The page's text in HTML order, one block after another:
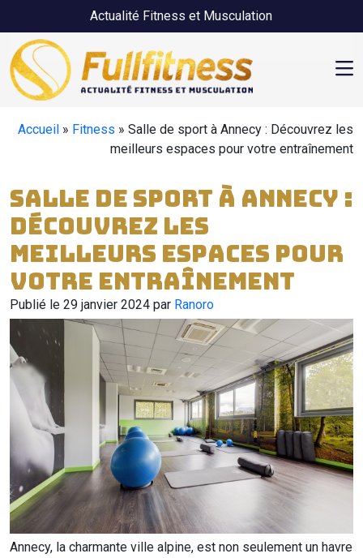
Skip to main contentActualité Fitness et Musculation
Accueil » Fitness » Salle de sport à Annecy : Découvrez les
meilleurs espaces pour votre entraînement
Salle de sport à Annecy :
Découvrez les
meilleurs espaces pour
votre entraînement
Publié le 29 janvier 2024 par Ranoro
Annecy, la charmante ville alpine, est non seulement un havre